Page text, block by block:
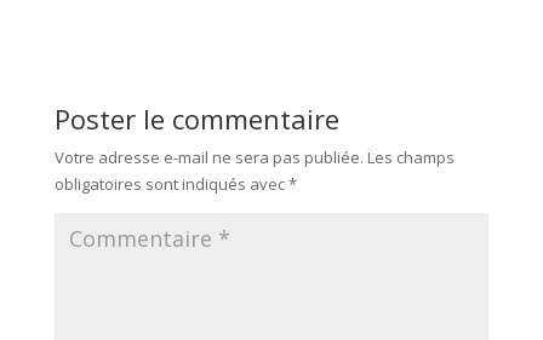
Poster le commentaire
Votre adresse e-mail ne sera pas publiée. Les champs
obligatoires sont indiqués avec*